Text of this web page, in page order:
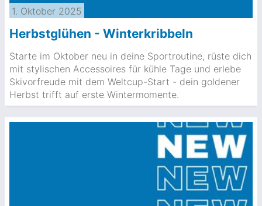
Herbstglühen - Winterkribbeln
Starte im Oktober neu in deine Sportroutine, rüste dich
mit stylischen Accessoires für kühle Tage und erlebe
Skivorfreude mit dem Weltcup-Start - dein goldener
Herbst trifft auf erste Wintermomente.
1. Oktober 2025